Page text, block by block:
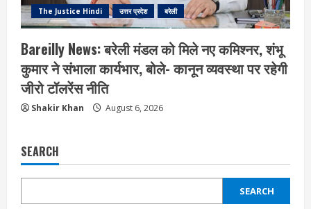
The Justice Hindi उत्तर प्रदेश बरेली
Bareilly News: बरेली मंडल को मिले नए कमिश्नर, शंभू
कुमार ने संभाला कार्यभार, बोले- कानून व्यवस्था पर रहेगी
जीरो टॉलरेंस नीति
Shakir Khan August 6, 2026
SEARCH
SEARCH